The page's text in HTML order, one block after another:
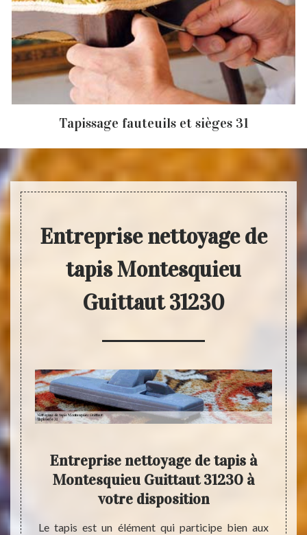
Tapissage fauteuils et sièges 31
Entreprise nettoyage de
tapis Montesquieu
Guittaut 31230
en
le
Entreprise nettoyage de tapis à
Montesquieu Guittaut 31230 à
votre disposition
Le tapis est un élément qui participe bien aux